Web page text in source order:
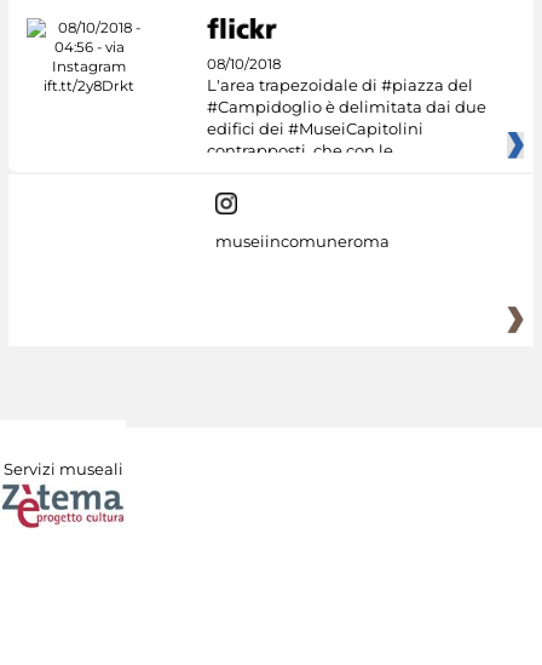
08/10/2018
L'area trapezoidale di #piazza del
#Campidoglio è delimitata dai due
edifici dei #MuseiCapitolini
contrapposti, che con le
museiincomuneroma
Servizi museali